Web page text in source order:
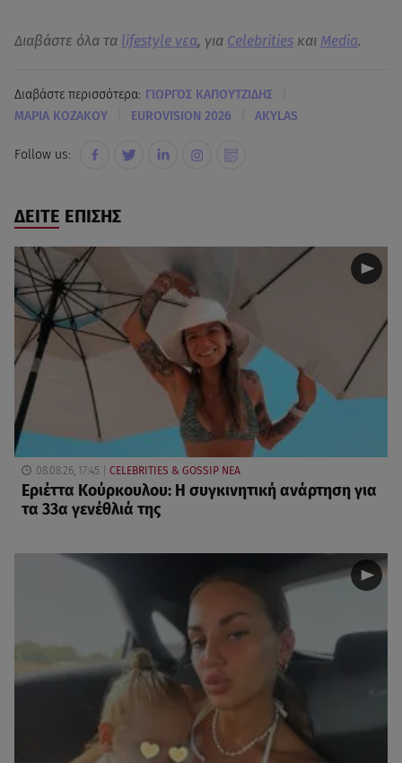
Διαβάστε όλα τα lifestyle νεα, για Celebrities και Media.
Διαβάστε περισσότερα: ΓΙΩΡΓΟΣ ΚΑΠΟΥΤΖΙΔΗΣ
ΜΑΡΙΑ ΚΟΖΑΚΟΥ EUROVISION 2026 AKYLAS
Follow us:
ΔΕΙΤΕ ΕΠΙΣΗΣ
08.08.26, 17:45 CELEBRITIES & GOSSIP ΝΕΑ
Εριέττα Κούρκουλου: Η συγκινητική ανάρτηση για
τα 33α γενέθλιά της